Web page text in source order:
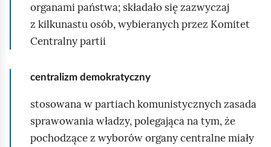
organami państwa; składało się zazwyczaj
z kilkunastu osób, wybieranych przez Komitet
Centralny partii
centralizm demokratyczny
stosowana w partiach komunistycznych zasada
sprawowania władzy, polegająca na tym, że
pochodzące z wyborów organy centralne miały